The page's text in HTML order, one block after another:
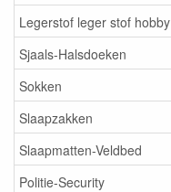
Legerstof leger stof hobby
Sjaals-Halsdoeken
Sokken
Slaapzakken
Slaapmatten-Veldbed
Politie-Security